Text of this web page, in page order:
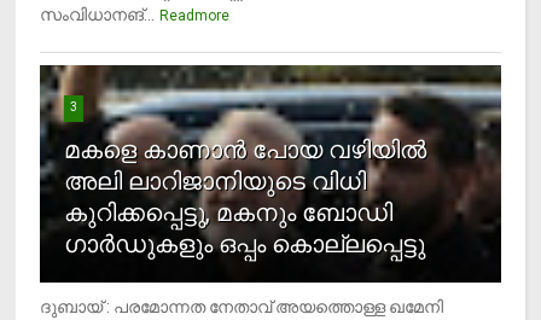
സംവിധാനങ്...
Readmore
3
മകളെ കാണാന്‍ പോയ വഴിയില്‍
അലി ലാറിജാനിയുടെ വിധി
കുറിക്കപ്പെട്ടു, മകനും ബോഡി
ഗാര്‍ഡുകളും ഒപ്പം കൊല്ലപ്പെട്ടു
ദുബായ് : പരമോന്നത നേതാവ് അയത്തൊള്ള ഖമേനി